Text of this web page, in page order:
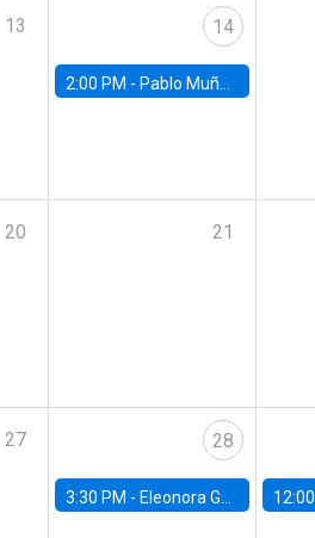
13 14
2:00 PM - Pablo Muñoz, Universidad de Chile
20 21
27 28
3:30 PM - Eleonora Guarnieri, Exeter University